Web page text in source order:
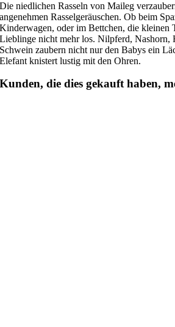
Die niedlichen Rasseln von Maileg
angenehmen Rasselgeräuschen. Ob beim
Kinderwagen, oder im Bettchen, die kleinen
Lieblinge nicht mehr los. Nilpferd, Nashorn,
Schwein zaubern nicht nur den Babys ein
Elefant knistert lustig mit den Ohren.
Kunden, die dies gekauft haben,